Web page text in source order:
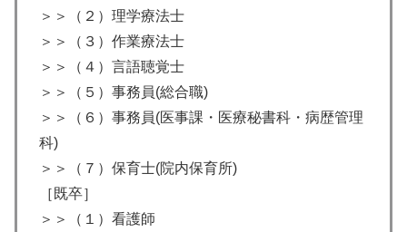
＞＞（２）理学療法士
＞＞（３）作業療法士
＞＞（４）言語聴覚士
＞＞（５）事務員(総合職)
＞＞（６）事務員(医事課・医療秘書科・病歴管理
科)
＞＞（７）保育士(院内保育所)
［既卒］
＞＞（１）看護師